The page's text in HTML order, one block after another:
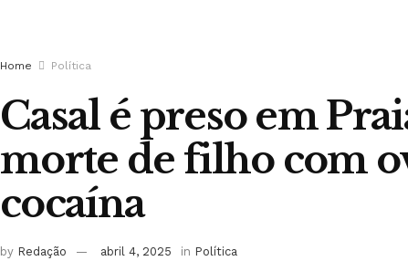
Home Política
Casal é preso em
morte de filho com
cocaína
by Redação abril 4, 2025 in Política